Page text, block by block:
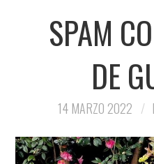
SPAM
DE
14 MARZO 2022